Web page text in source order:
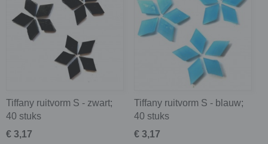
Tiffany ruitvorm S - zwart;
40 stuks
€ 3,17
Tiffany ruitvorm S - blauw;
40 stuks
€ 3,17